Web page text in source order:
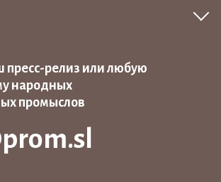
пресс-релиз или любую
народных
промыслов